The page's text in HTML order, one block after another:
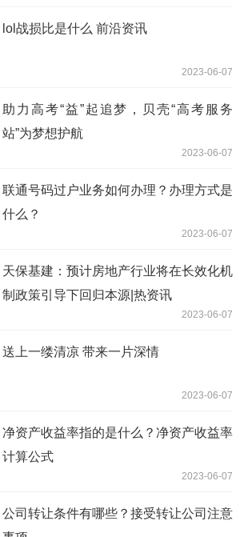
lol战损比是什么 前沿资讯
2023-06-07
助力高考“益”起追梦，贝壳“高考服务
站”为梦想护航
2023-06-07
联通号码过户业务如何办理？办理方式是
什么？
2023-06-07
天保基建：预计房地产行业将在长效化机
制政策引导下回归本源|热资讯
2023-06-07
送上一缕清凉 带来一片深情
2023-06-07
净资产收益率指的是什么？净资产收益率
计算公式
2023-06-07
公司转让条件有哪些？接受转让公司注意